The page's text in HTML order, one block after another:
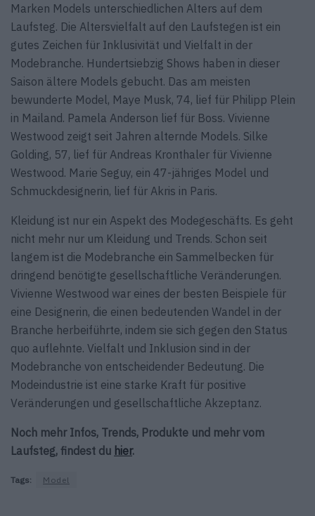
Marken Models unterschiedlichen Alters auf dem
Laufsteg. Die Altersvielfalt auf den Laufstegen ist ein
gutes Zeichen für Inklusivität und Vielfalt in der
Modebranche. Hundertsiebzig Shows haben in dieser
Saison ältere Models gebucht. Das am meisten
bewunderte Model, Maye Musk, 74, lief für Philipp Plein
in Mailand. Pamela Anderson lief für Boss. Vivienne
Westwood zeigt seit Jahren alternde Models. Silke
Golding, 57, lief für Andreas Kronthaler für Vivienne
Westwood. Marie Seguy, ein 47-jähriges Model und
Schmuckdesignerin, lief für Akris in Paris.
Kleidung ist nur ein Aspekt des Modegeschäfts. Es geht
nicht mehr nur um Kleidung und Trends. Schon seit
langem ist die Modebranche ein Sammelbecken für
dringend benötigte gesellschaftliche Veränderungen.
Vivienne Westwood war eines der besten Beispiele für
eine Designerin, die einen bedeutenden Wandel in der
Branche herbeiführte, indem sie sich gegen den Status
quo auflehnte. Vielfalt und Inklusion sind in der
Modebranche von entscheidender Bedeutung. Die
Modeindustrie ist eine starke Kraft für positive
Veränderungen und gesellschaftliche Akzeptanz.
Noch mehr Infos, Trends, Produkte und mehr vom
Laufsteg, findest du hier.
Tags: Model